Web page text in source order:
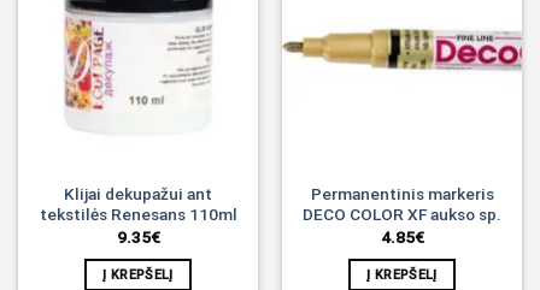
Noriu!
Klijai dekupažui ant
tekstilės Renesans 110ml
9.35€
Į KREPŠELĮ
Noriu!
Permanentinis markeris
DECO COLOR XF aukso sp.
4.85€
Į KREPŠELĮ